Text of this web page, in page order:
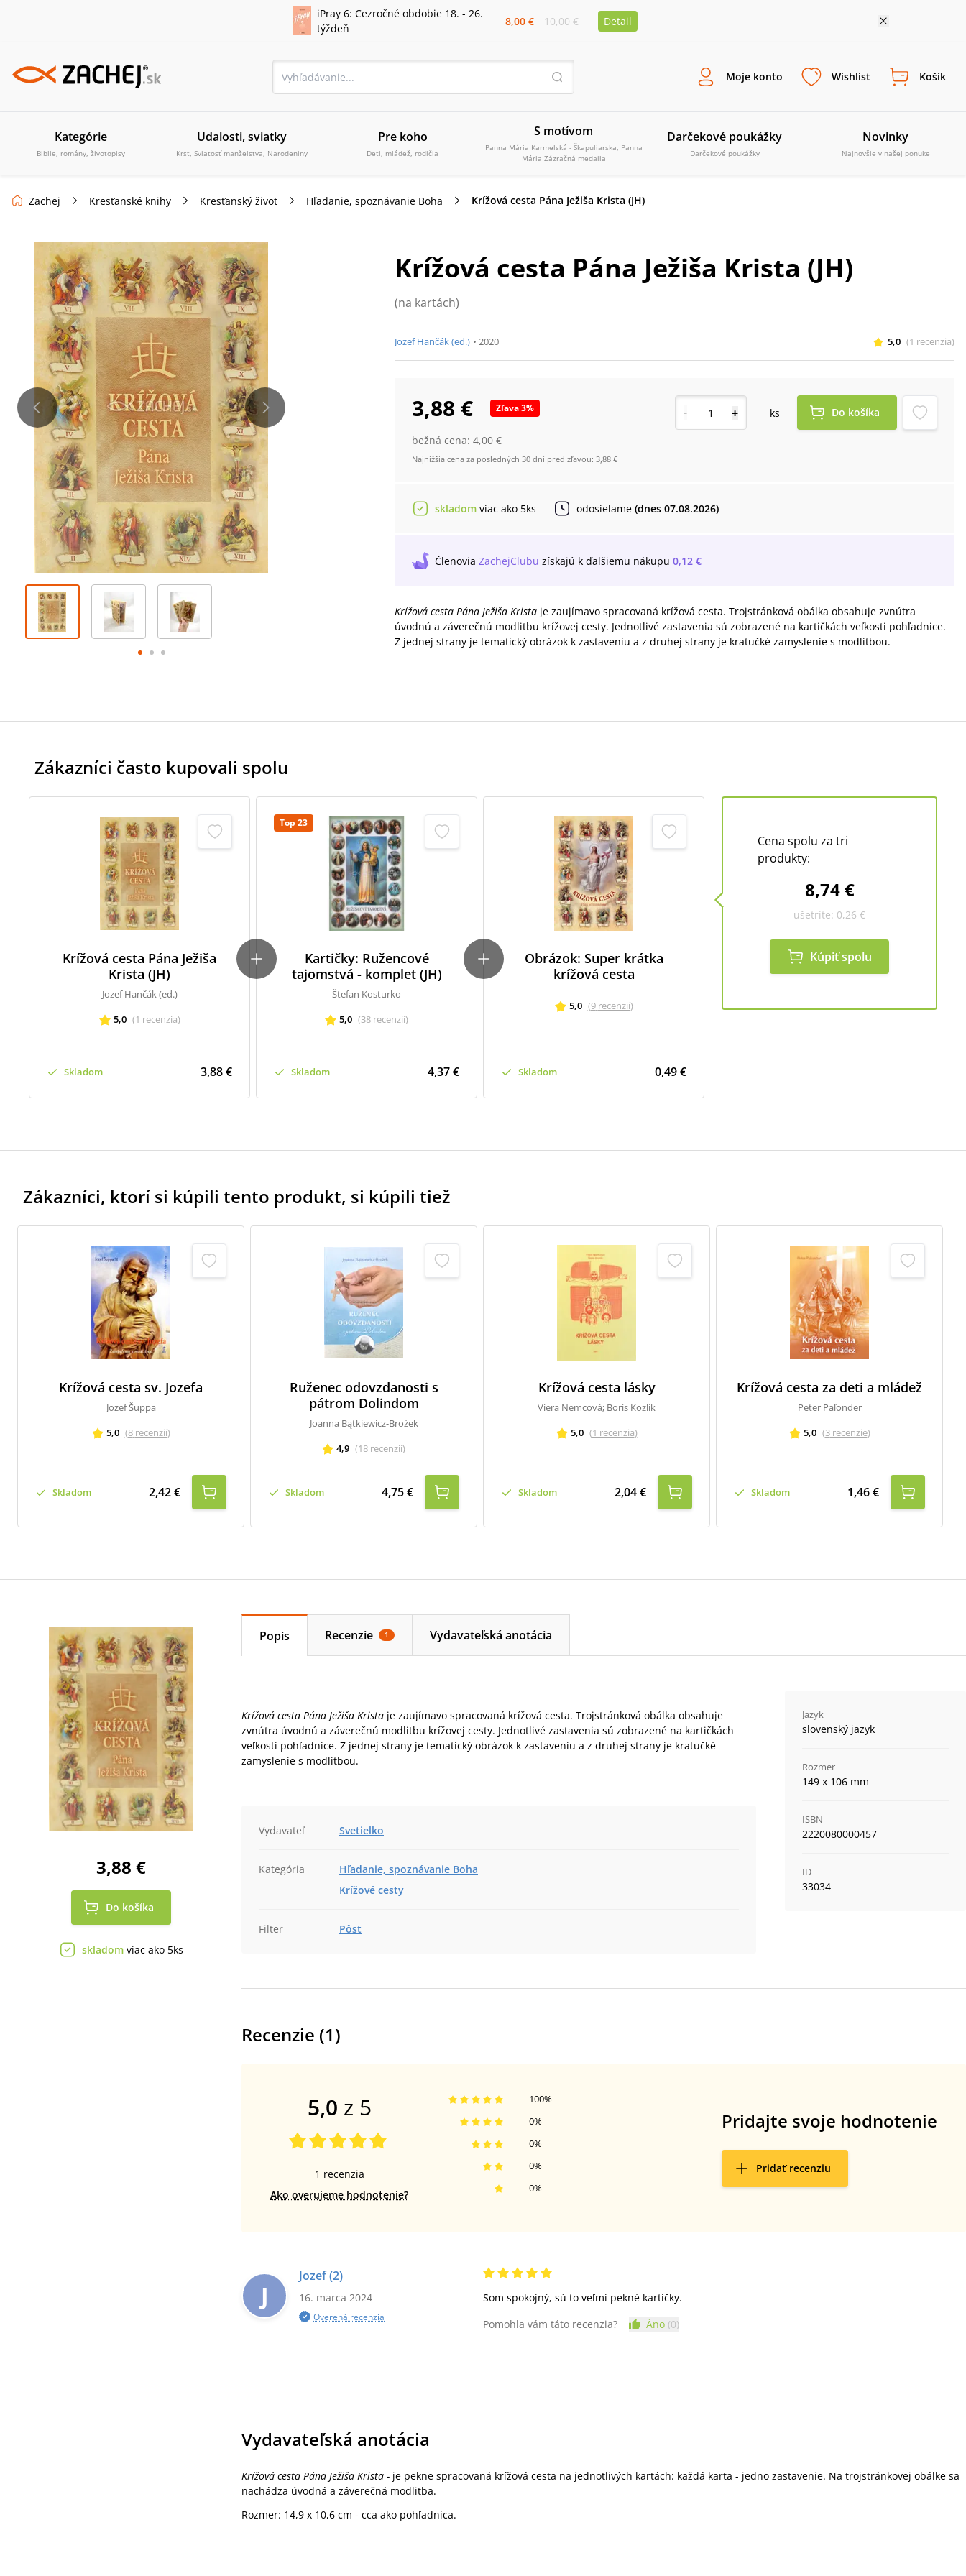
iPray 6: Cezročné obdobie 18. - 26.
týždeň
8,00 € 10,00 € Detail
Moje konto Wishlist Košík
Kategórie
Biblie, romány, životopisy
Udalosti, sviatky
Krst, Sviatosť manželstva, Narodeniny
Pre koho
Deti, mládež, rodičia
S motívom
Panna Mária Karmelská - Škapuliarska, Panna
Mária Zázračná medaila
Darčekové poukážky
Darčekové poukážky
Novinky
Najnovšie v našej ponuke
Zachej Kresťanské knihy Kresťanský život Hľadanie, spoznávanie Boha Krížová cesta Pána Ježiša Krista (JH)
Krížová cesta Pána Ježiša Krista (JH)
(na kartách)
Jozef Hančák (ed.) •2020 5,0 (1 recenzia)
3,88 € Zľava3%
bežná cena:4,00 €
Najnižšia cena za posledných 30 dní pred zľavou: 3,88 €
- + ks Do košíka
skladom viac ako 5ks odosielame(dnes 07.08.2026)
Členovia ZachejClubu získajú k ďalšiemu nákupu 0,12 €
Krížová cesta Pána Ježiša Krista je zaujímavo spracovaná krížová cesta. Trojstránková obálka obsahuje zvnútra
úvodnú a záverečnú modlitbu krížovej cesty. Jednotlivé zastavenia sú zobrazené na kartičkách veľkosti pohľadnice.
Z jednej strany je tematický obrázok k zastaveniu a z druhej strany je kratučké zamyslenie s modlitbou.
Zákazníci často kupovali spolu
Krížová cesta Pána Ježiša
Krista (JH)
Jozef Hančák (ed.)
5,0 (1 recenzia)
Skladom 3,88 €
Top 23
Kartičky: Ružencové
tajomstvá - komplet (JH)
Štefan Kosturko
5,0 (38 recenzií)
Skladom 4,37 €
Obrázok: Super krátka
krížová cesta
5,0 (9 recenzií)
Skladom 0,49 €
Cena spolu za tri
produkty:
8,74 €
ušetríte: 0,26 €
Kúpiť spolu
Zákazníci, ktorí si kúpili tento produkt, si kúpili tiež
Krížová cesta sv. Jozefa
Jozef Šuppa
5,0 (8 recenzií)
Skladom 2,42 €
Ruženec odovzdanosti s
pátrom Dolindom
Joanna Bątkiewicz-Brożek
4,9 (18 recenzií)
Skladom 4,75 €
Krížová cesta lásky
Viera Nemcová; Boris Kozlík
5,0 (1 recenzia)
Skladom 2,04 €
Krížová cesta za deti a mládež
Peter Paľonder
5,0 (3 recenzie)
Skladom 1,46 €
3,88 €
Do košíka
skladom viac ako 5ks
Popis Recenzie 1 Vydavateľská anotácia
Krížová cesta Pána Ježiša Krista je zaujímavo spracovaná krížová cesta. Trojstránková obálka obsahuje
zvnútra úvodnú a záverečnú modlitbu krížovej cesty. Jednotlivé zastavenia sú zobrazené na kartičkách
veľkosti pohľadnice. Z jednej strany je tematický obrázok k zastaveniu a z druhej strany je kratučké
zamyslenie s modlitbou.
Vydavateľ Svetielko
Kategória
Hľadanie, spoznávanie Boha
Krížové cesty
Filter Pôst
Jazyk
slovenský jazyk
Rozmer
149 x 106 mm
ISBN
2220080000457
ID
33034
Recenzie (1)
5,0 z 5
1 recenzia
Ako overujeme hodnotenie?
0%
0%
0%
0%
100%
Pridajte svoje hodnotenie
Pridať recenziu
J
Jozef(2)
16. marca 2024
Overená recenzia
Som spokojný, sú to veľmi pekné kartičky.
Pomohla vám táto recenzia?
Áno (0)
Vydavateľská anotácia
Krížová cesta Pána Ježiša Krista - je pekne spracovaná krížová cesta na jednotlivých kartách: každá karta - jedno zastavenie. Na trojstránkovej obálke sa
nachádza úvodná a záverečná modlitba.
Rozmer: 14,9 x 10,6 cm - cca ako pohľadnica.